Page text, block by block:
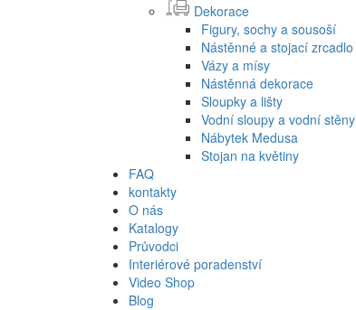
Dekorace
Figury, sochy a sousoší
Nástěnné a stojací zrcadlo
Vázy a mísy
Nástěnná dekorace
Sloupky a lišty
Vodní sloupy a vodní stěny
Nábytek Medusa
Stojan na květiny
FAQ
kontakty
O nás
Katalogy
Průvodci
Interiérové poradenství
Video Shop
Blog